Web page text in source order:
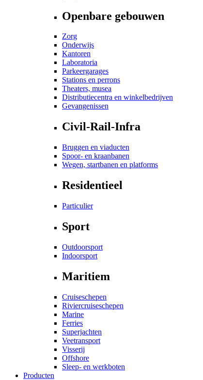
Openbare gebouwen
Zorg
Onderwijs
Kantoren
Laboratoria
Parkeergarages
Stations en perrons
Theaters, musea
Distributiecentra en winkelbedrijven
Gevangenissen
Civil-Rail-Infra
Bruggen en viaducten
Spoor- en kraanbanen
Wegen, startbanen en platforms
Residentieel
Particulier
Sport
Outdoorsport
Indoorsport
Maritiem
Cruiseschepen
Riviercruiseschepen
Marine
Ferries
Superjachten
Veetransport
Visserij
Offshore
Sleep- en werkboten
Producten